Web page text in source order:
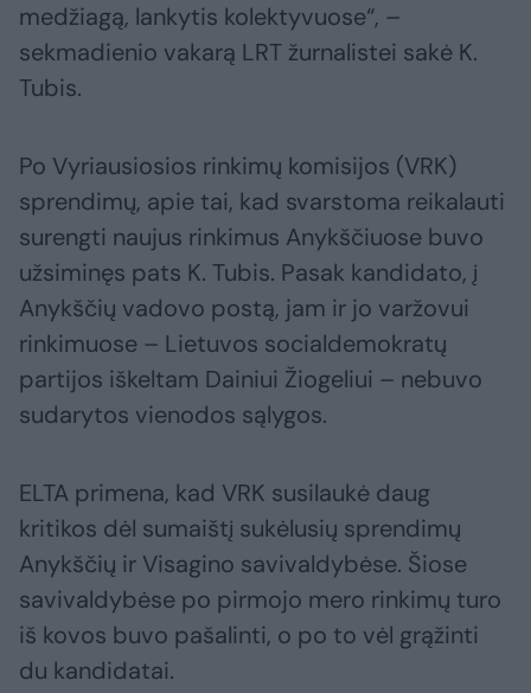
medžiagą, lankytis kolektyvuose“, –
sekmadienio vakarą LRT žurnalistei sakė K.
Tubis.
Po Vyriausiosios rinkimų komisijos (VRK)
sprendimų, apie tai, kad svarstoma reikalauti
surengti naujus rinkimus Anykščiuose buvo
užsiminęs pats K. Tubis. Pasak kandidato, į
Anykščių vadovo postą, jam ir jo varžovui
rinkimuose – Lietuvos socialdemokratų
partijos iškeltam Dainiui Žiogeliui – nebuvo
sudarytos vienodos sąlygos.
ELTA primena, kad VRK susilaukė daug
kritikos dėl sumaištį sukėlusių sprendimų
Anykščių ir Visagino savivaldybėse. Šiose
savivaldybėse po pirmojo mero rinkimų turo
iš kovos buvo pašalinti, o po to vėl grąžinti
du kandidatai.